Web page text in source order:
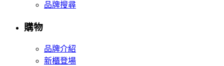
品牌搜尋
購物
品牌介紹
新櫃登場